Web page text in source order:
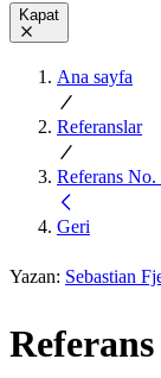
Kapat
Ana sayfa
Referanslar
Referans No.
Geri
Yazan: Sebastian